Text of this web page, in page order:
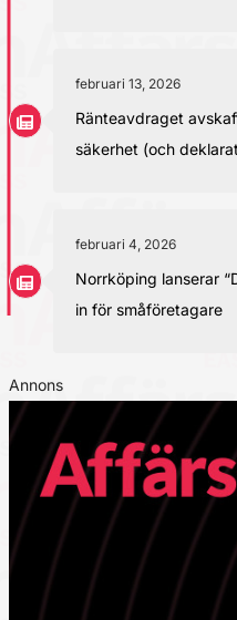
februari 13, 2026
Ränteavdraget
säkerhet (och
februari 4, 2026
Norrköping lanserar
in för småföretagare
Annons